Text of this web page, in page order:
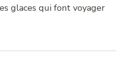
glaces qui font voyager